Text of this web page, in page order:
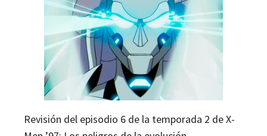
Revisión del episodio 6 de la temporada 2 de X-